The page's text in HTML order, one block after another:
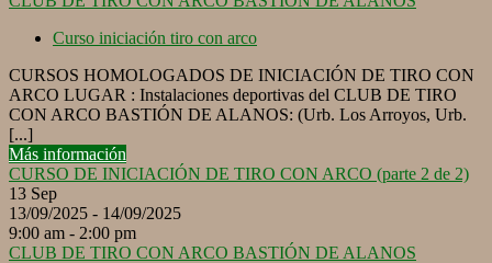
Curso iniciación tiro con arco
CURSOS HOMOLOGADOS DE INICIACIÓN DE TIRO CON
ARCO LUGAR : Instalaciones deportivas del CLUB DE TIRO
CON ARCO BASTIÓN DE ALANOS: (Urb. Los Arroyos, Urb.
[...]
Más información
CURSO DE INICIACIÓN DE TIRO CON ARCO (parte 2 de 2)
13 Sep
13/09/2025 - 14/09/2025
9:00 am - 2:00 pm
CLUB DE TIRO CON ARCO BASTIÓN DE ALANOS